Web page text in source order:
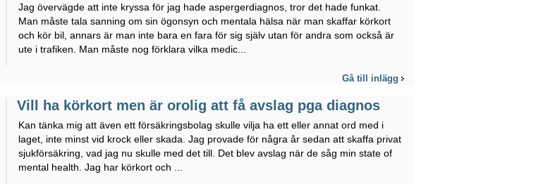
Jag övervägde att inte kryssa för jag hade aspergerdiagnos, tror det hade funkat.
Man måste tala sanning om sin ögonsyn och mentala hälsa när man skaffar körkort
och kör bil, annars är man inte bara en fara för sig själv utan för andra som också är
ute i trafiken. Man måste nog förklara vilka medic...
Gå till inlägg
Vill ha körkort men är orolig att få avslag pga diagnos
Kan tänka mig att även ett försäkringsbolag skulle vilja ha ett eller annat ord med i
laget, inte minst vid krock eller skada. Jag provade för några år sedan att skaffa privat
sjukförsäkring, vad jag nu skulle med det till. Det blev avslag när de såg min state of
mental health. Jag har körkort och ...